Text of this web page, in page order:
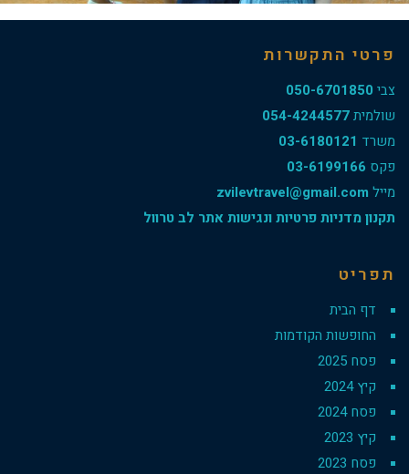
פרטי התקשרות
צבי 050-6701850
שולמית054-4244577
משרד 03-6180121
פקס 03-6199166
מייל zvilevtravel@gmail.com
תקנון מדניות פרטיות ונגישות אתר לב טרוול
תפריט
דף הבית
החופשות הקודמות
פסח 2025
קיץ 2024
פסח 2024
קיץ 2023
פסח 2023